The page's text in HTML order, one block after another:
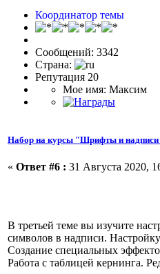
Координатор темы
Сообщений: 3342
Страна:
Репутация 20
Мое имя: Максим
Набор на курсы "Шрифты и
« Ответ #6 : 31 Августа 2020,
В третьей теме вы изучите
символов в надписи.
Создание специальных
Работа с таблицей кернинга.